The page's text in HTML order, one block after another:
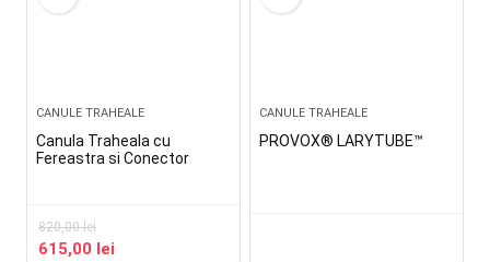
CANULE TRAHEALE
Canula Traheala cu
Fereastra si Conector
820,00lei
615,00 lei
CANULE TRAHEALE
PROVOX® LARYTUBE™